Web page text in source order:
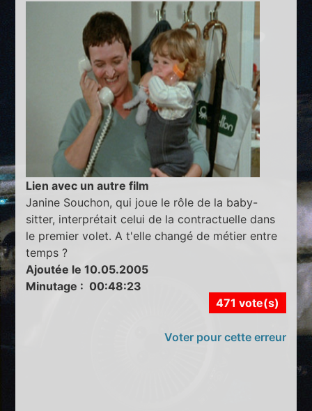
Lien avec un autre film
Janine Souchon, qui joue le rôle de la baby-
sitter, interprétait celui de la contractuelle dans
le premier volet. A t'elle changé de métier entre
temps ?
Ajoutée le 10.05.2005
Minutage : 00:48:23
471 vote(s)
Voter pour cette erreur